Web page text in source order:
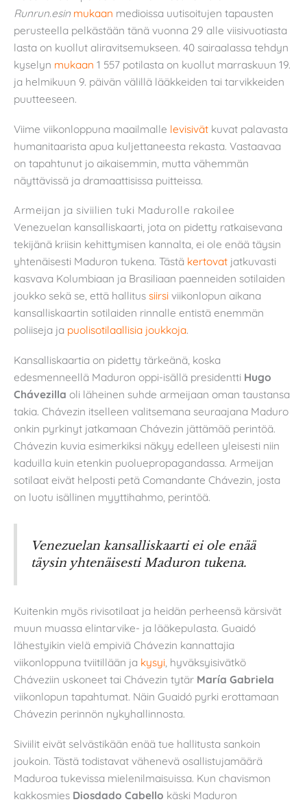
Runrun.esin mukaan medioissa uutisoitujen tapausten
perusteella pelkästään tänä vuonna 29 alle viisivuotiasta
lasta on kuollut aliravitsemukseen. 40 sairaalassa tehdyn
kyselyn mukaan 1 557 potilasta on kuollut marraskuun 19.
ja helmikuun 9. päivän välillä lääkkeiden tai tarvikkeiden
puutteeseen.
Viime viikonloppuna maailmalle levisivät kuvat palavasta
humanitaarista apua kuljettaneesta rekasta. Vastaavaa
on tapahtunut jo aikaisemmin, mutta vähemmän
näyttävissä ja dramaattisissa puitteissa.
Armeijan ja siviilien tuki Madurolle rakoilee
Venezuelan kansalliskaarti, jota on pidetty ratkaisevana
tekijänä kriisin kehittymisen kannalta, ei ole enää täysin
yhtenäisesti Maduron tukena. Tästä kertovat jatkuvasti
kasvava Kolumbiaan ja Brasiliaan paenneiden sotilaiden
joukko sekä se, että hallitus siirsi viikonlopun aikana
kansalliskaartin sotilaiden rinnalle entistä enemmän
poliiseja ja puolisotilaallisia joukkoja.
Kansalliskaartia on pidetty tärkeänä, koska
edesmenneellä Maduron oppi-isällä presidentti Hugo
Chávezilla oli läheinen suhde armeijaan oman taustansa
takia. Chávezin itselleen valitsemana seuraajana Maduro
onkin pyrkinyt jatkamaan Chávezin jättämää perintöä.
Chávezin kuvia esimerkiksi näkyy edelleen yleisesti niin
kaduilla kuin etenkin puoluepropagandassa. Armeijan
sotilaat eivät helposti petä Comandante Chávezin, josta
on luotu isällinen myyttihahmo, perintöä.
Venezuelan kansalliskaarti ei ole enää
täysin yhtenäisesti Maduron tukena.
Kuitenkin myös rivisotilaat ja heidän perheensä kärsivät
muun muassa elintarvike- ja lääkepulasta. Guaidó
lähestyikin vielä empiviä Chávezin kannattajia
viikonloppuna tviitillään ja kysyi, hyväksyisivätkö
Cháveziin uskoneet tai Chávezin tytär María Gabriela
viikonlopun tapahtumat. Näin Guaidó pyrki erottamaan
Chávezin perinnön nykyhallinnosta.
Siviilit eivät selvästikään enää tue hallitusta sankoin
joukoin. Tästä todistavat vähenevä osallistujamäärä
Maduroa tukevissa mielenilmaisuissa. Kun chavismon
kakkosmies Diosdado Cabello käski Maduron